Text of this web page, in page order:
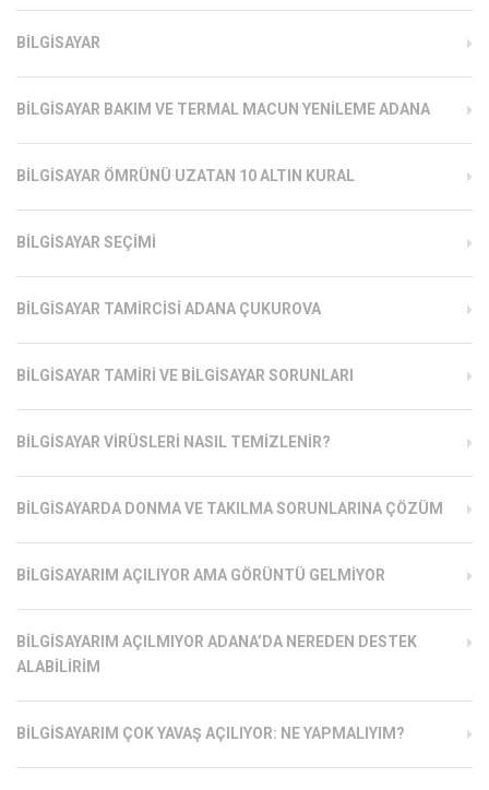
BILGISAYAR
BILGISAYAR BAKIM VE TERMAL MACUN YENILEME ADANA
BILGISAYAR ÖMRÜNÜ UZATAN 10 ALTIN KURAL
BILGISAYAR SEÇIMI
BILGISAYAR TAMIRCISI ADANA ÇUKUROVA
BILGISAYAR TAMIRI VE BILGISAYAR SORUNLARI
BILGISAYAR VIRÜSLERI NASIL TEMIZLENIR?
BILGISAYARDA DONMA VE TAKILMA SORUNLARINA ÇÖZÜM
BILGISAYARIM AÇILIYOR AMA GÖRÜNTÜ GELMIYOR
BILGISAYARIM AÇILMIYOR ADANA’DA NEREDEN DESTEK
ALABILIRIM
BILGISAYARIM ÇOK YAVAŞ AÇILIYOR: NE YAPMALIYIM?